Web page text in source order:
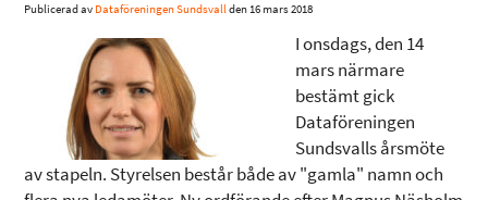
Publicerad av Dataföreningen Sundsvallden16 mars 2018
I onsdags, den 14
mars närmare
bestämt gick
Dataföreningen
Sundsvalls årsmöte
av stapeln. Styrelsen består både av "gamla" namn och